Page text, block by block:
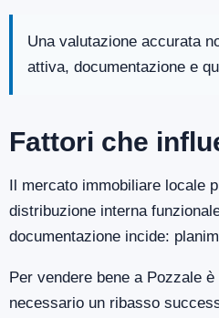
Una valutazione accurata
attiva, documentazione e
Fattori che
Il mercato immobiliare locale
distribuzione interna
documentazione incide:
Per vendere bene a Pozzale
necessario un ribasso